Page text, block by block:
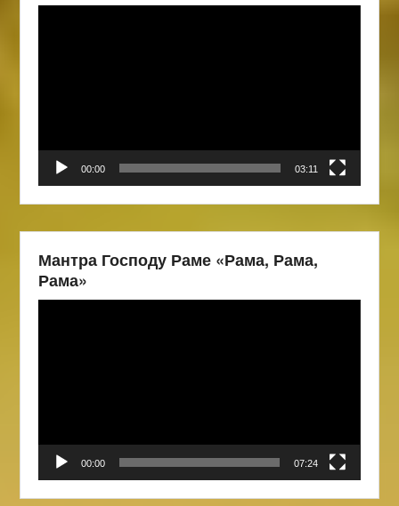
00:00 03:11
Мантра Господу Раме «Рама, Рама,
Рама»
00:00 07:24